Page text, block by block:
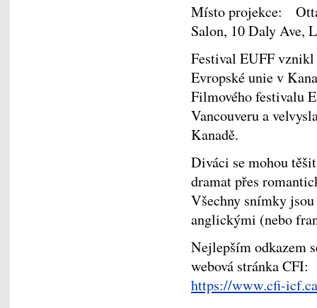
Místo projekce:
Salon, 10 Daly Ave,
Festival EUFF
Evropské unie v
Filmového festivalu
Vancouveru a
Kanadě.
Diváci se mohou
dramat přes
Všechny snímky
anglickými (nebo
Nejlepším odkazem
webová stránka CFI:
https://www.cfi-